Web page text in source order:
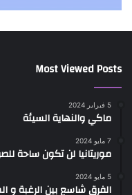
Most Viewed Posts
5 فبراير 2024
ماكي والنهاية السيئة
7 مايو 2024
موريتانيا لن تكون ساحة
5 مايو 2024
الفرق شاسع بين الرغبة و